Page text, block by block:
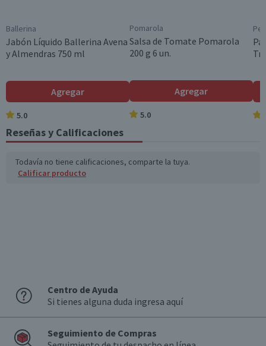
Ballerina
Jabón Líquido Ballerina Avena
y Almendras 750 ml
Agregar
5.0
Pomarola
Salsa de Tomate Pomarola
200 g 6 un.
Agregar
5.0
Reseñas y Calificaciones
Todavía no tiene calificaciones, comparte la tuya.
Calificar producto
Centro de Ayuda
Si tienes alguna duda ingresa aquí
Seguimiento de Compras